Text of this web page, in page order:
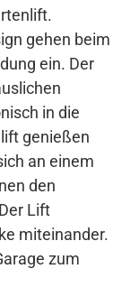
gehen beim
ein. Der
in die
genießen
an einem
den
Lift
miteinander.
zum